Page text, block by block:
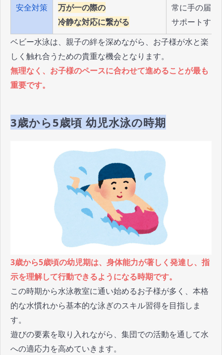
安全対策
万が一の際の
冷静な対応に繋がる
常に手の届く
サポートする
ベビー水泳は、親子の絆を深めながら、お子様が水と楽
しく触れ合うための貴重な機会となります。
無理なく、お子様のペースに合わせて進めることが最も
重要です。
3歳から5歳頃 幼児水泳の時期
3歳から5歳頃の幼児期は、身体能力が著しく発達し、指
示を理解して行動できるようになる時期です。
この時期から水泳教室に通い始めるお子様が多く、本格
的な水慣れから基本的な泳ぎのスキル習得を目指しま
す。
遊びの要素を取り入れながら、集団での活動を通して水
への適応力を高めていきます。